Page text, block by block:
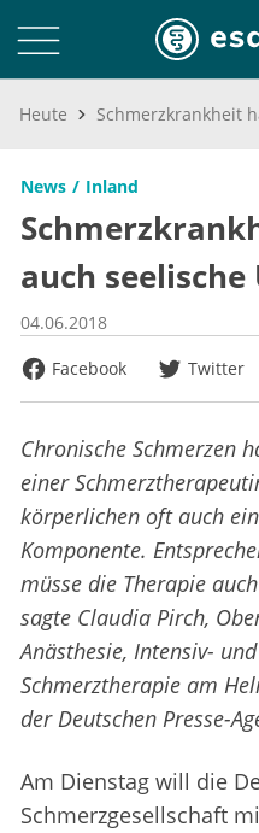
Heute
News Inland
auch seelische
04.06.2018
Facebook
Twitter
Chronische Schmerzen
einer
körperlichen oft auch
Komponente.
müsse die Therapie
sagte Claudia Pirch,
Anästhesie, Intensiv-
Schmerztherapie am
der Deutschen Presse-
Am Dienstag will die
Schmerzgesellschaft